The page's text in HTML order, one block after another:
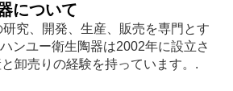
について
研究、開発、生産、販売を専門とす
ンユー衛生陶器は2002年に設立さ
卸売りの経験を持っています。.